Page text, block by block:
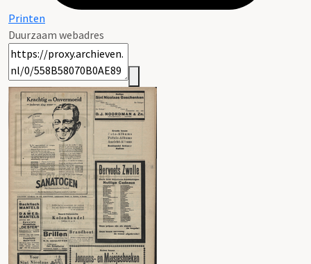
Printen
Duurzaam webadres